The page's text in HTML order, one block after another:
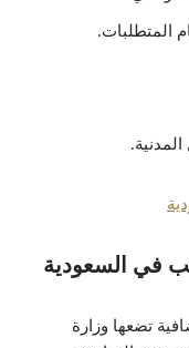
المتطلبات.
المدنية.
في السعودية
تضعها وزارة